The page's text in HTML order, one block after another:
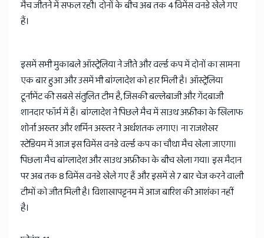
मैच जीतने में सफल रही। दोनों के बीच अब तक 4 विमेंस वनडे खेले गए
हैं।
इसमें सभी मुकाबले ऑस्ट्रेलिया ने जीते और वर्ल्ड कप में दोनों का सामना
एक बार हुआ और उसमें भी बांग्लादेश को हार मिली है। ऑस्ट्रेलिया
टूर्नामेंट की सबसे संतुलित टीम है, जिसकी बल्लेबाजी और गेंदबाजी
शानदार फॉर्म में हैं। बांग्लादेश ने पिछले मैच में साउथ अफ्रीका के खिलाफ
शोर्ना अख्तर और शर्मिन अख्तर ने अर्धशतक लगाए। ना राजशेखर
स्टेडियम में आज इस विमेंस वनडे वर्ल्ड कप का चौथा मैच खेला जाएगा।
पिछला मैच बांग्लादेश और साउथ अफ्रीका के बीच खेला गया। इस मैदान
पर अब तक 8 विमेंस वनडे खेले गए हैं और इसमें से 7 बार चेज करने वाली
टीमों को जीत मिली है। विशाखापट्टनम में आज बारिश की आशंका नहीं
है।